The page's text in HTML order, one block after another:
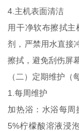
4.主机表面清洁
用干净软布擦拭
剂，严禁用水直接
擦拭，避免刮伤屏
（二）定期维护（
1.每周维护
加热浴：水浴每周
5%柠檬酸溶液浸